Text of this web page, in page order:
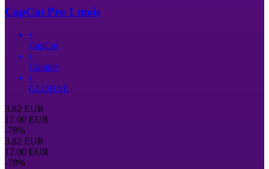
CapCut Pro 1 mois
•
CapCut
•
Compte
•
GLOBAL
3.82 EUR
17.00 EUR
-78%
3.82 EUR
17.00 EUR
-78%